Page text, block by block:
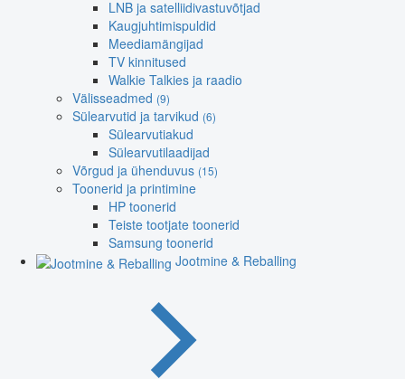
LNB ja satelliidivastuvõtjad
Kaugjuhtimispuldid
Meediamängijad
TV kinnitused
Walkie Talkies ja raadio
Välisseadmed (9)
Sülearvutid ja tarvikud (6)
Sülearvutiakud
Sülearvutilaadijad
Võrgud ja ühenduvus (15)
Toonerid ja printimine
HP toonerid
Teiste tootjate toonerid
Samsung toonerid
Jootmine & Reballing